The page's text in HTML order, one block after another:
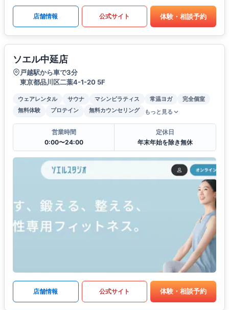
店舗情報 公式サイト 体験・相談予約
ソエル中延店
戸越駅から車で3分
東京都品川区二葉4-1-20 5F
ウェアレンタル サウナ マシンピラティス 常温ヨガ
完全個室
無料体験
プロテイン 無料カウンセリング もっと見る
営業時間
0:00〜24:00
定休日
年末年始を除き無休
店舗情報 公式サイト 体験・相談予約